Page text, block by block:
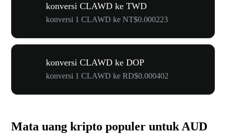
konversi CLAWD ke TWD
konversi 1 CLAWD ke NT$0.000223
konversi CLAWD ke DOP
konversi 1 CLAWD ke RD$0.000402
Mata uang kripto populer untuk AUD